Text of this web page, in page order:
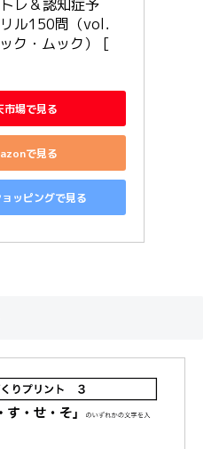
レ＆認知症予
ル150問（vol．
ク・ムック） [
市場で見る
で見る
ッピングで見る